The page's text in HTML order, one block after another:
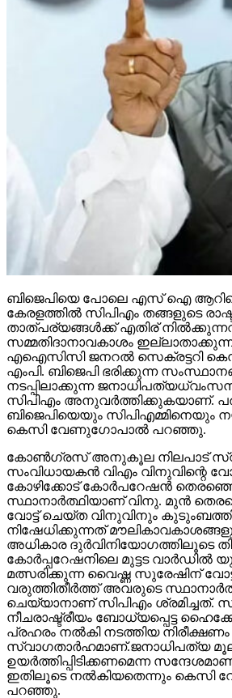
ബിജെപിയെ പോലെ എസ് ഐ ആറിനെ
കേരളത്തില്‍ സിപിഎം തങ്ങളുടെ
താത്പര്യങ്ങള്‍ക്ക് എതിര്
സമ്മതിദാനാവകാശം
എഐസിസി ജനറല്‍ സെക്രട്ടറി
എംപി. ബിജെപി ഭരിക്കുന്ന
നടപ്പിലാക്കുന്ന
സിപിഎം അനുവര്‍ത്തിക്കുകയാണ്.
ബിജെപിയെയും സിപിഎമ്മിനെയും
കെസി വേണുഗോപാല്‍ പറഞ്ഞു.
കോണ്‍ഗ്രസ് അനുകൂല നിലപാട്
സംവിധായകന്‍ വിഎം വിനുവിന്റെ
കോഴിക്കോട് കോര്‍പറേഷന്‍
സ്ഥാനാര്‍ത്ഥിയാണ് വിനു. മുന്‍
വോട്ട് ചെയ്ത വിനുവിനും
നിഷേധിക്കുന്നത്
അധികാര ദുര്‍വിനിയോഗത്തിലൂടെ
കോര്‍പ്പറേഷനിലെ മുട്ടട വാര്‍ഡില്‍
മത്സരിക്കുന്ന വൈഷ്ണ സുരേഷിന്
വരുത്തിതീര്‍ത്ത് അവരുടെ
ചെയ്യാനാണ് സിപിഎം ശ്രമിച്ചത്.
നീചരാഷ്ട്രീയം ബോധ്യപ്പെട്ട
പ്രഹരം നല്‍കി നടത്തിയ നിരീക്ഷണം
സ്വാഗതാര്‍ഹമാണ്.ജനാധിപത്യ
ഉയര്‍ത്തിപ്പിടിക്കണമെന്ന
ഇതിലൂടെ നല്‍കിയതെന്നും കെസി
പറഞ്ഞു.